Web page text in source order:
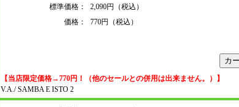
標準価格：
2,090円（税込）
価格：
770円（税込）
【当店限定価格→770円！（他のセールとの併用は出来ません。）】
V.A./ SAMBA E ISTO 2